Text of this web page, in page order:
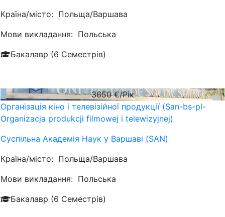
Країна/місто: Польща/Варшава
Мови викладання: Польська
Бакалавр (6 Семестрів)
3650€/Рік
Організація кіно і телевізійної продукції (San-bs-pl-
Organizacja produkcji filmowej i telewizyjnej)
Суспільна Академія Наук у Варшаві (SAN)
Країна/місто: Польща/Варшава
Мови викладання: Польська
Бакалавр (6 Семестрів)